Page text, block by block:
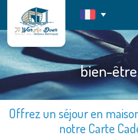
contenu
bien-être
Offrez un séjour en
notre Carte